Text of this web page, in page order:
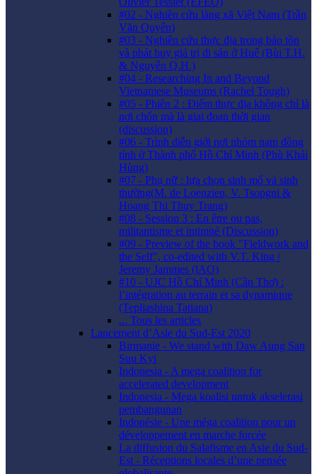
#02 - Nghiên cứu làng xã Việt Nam (Trần
Văn Quyến)
#03 - Nghiên cứu thực địa trong bảo tồn
và phát huy giá trị di sản ở Huế (Bùi T.H.
& Nguyễn Q.H.)
#04 - Researching In and Beyond
Vietnamese Museums (Rachel Tough)
#05 - Phiên 2 : Điểm thực địa không chỉ là
nơi chốn mà là giai đoạn thời gian
(discussion)
#06 - Trình diễn giới nơi nhóm nam đồng
tính ở Thành phố Hồ Chí Minh (Phù Khải
Hùng)
#07 - Phụ nữ : lựa chọn sinh mổ và sinh
thường(M. de Loenzien, V. Tsopgni &
Hoang Thi Thuy Trang)
#08 - Session 3 : En être ou pas,
militantisme et intimité (Discussion)
#09 - Preview of the book "Fieldwork and
the Self", co-edited with V.T. King /
Jeremy Jammes (lAO)
#10 - UJC Hồ Chí Minh (Cần Thơ) :
l’intégration au terrain et sa dynamique
(Tepliashina Tatiana)
... Tous les articles
Lancement d’Asie du Sud-Est 2020
Birmanie - We stand with Daw Aung San
Suu Kyi
Indonesia - A mega coalition for
accelerated development
Indonesia - Mega koalisi untuk akselerasi
pembangunan
Indonésie - Une méga coalition pour un
développement en marche forcée
La diffusion du Salafisme en Asie du Sud-
Est - Réceptions locales d’une pensée